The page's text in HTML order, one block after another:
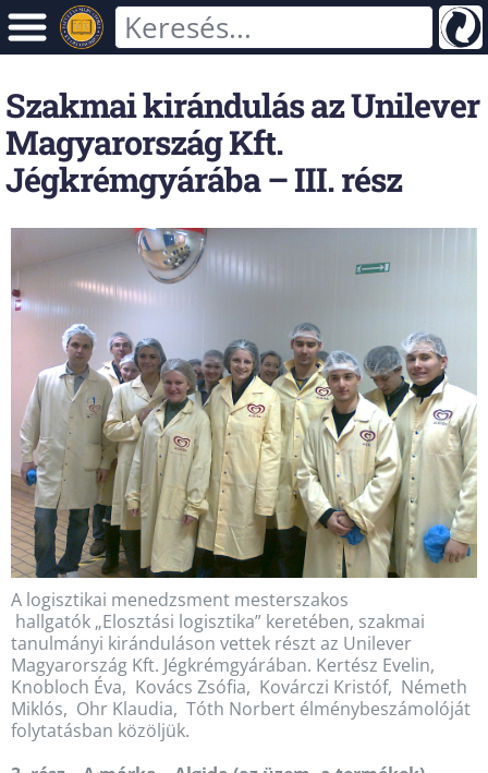
Szakmai kirándulás az Unilever
Magyarország Kft.
Jégkrémgyárába – III. rész
A logisztikai menedzsment mesterszakos
hallgatók „Elosztási logisztika” keretében, szakmai
tanulmányi kiránduláson vettek részt az Unilever
Magyarország Kft. Jégkrémgyárában. Kertész Evelin,
Knobloch Éva, Kovács Zsófia, Kovárczi Kristóf, Németh
Miklós, Ohr Klaudia, Tóth Norbert élménybeszámolóját
folytatásban közöljük.